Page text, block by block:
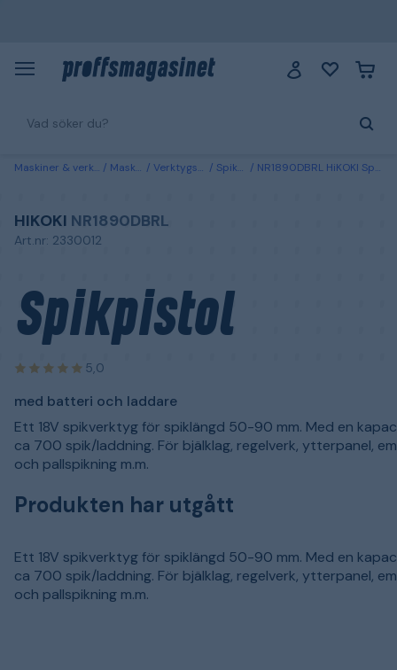
Maskiner & verktyg Maskiner Verktygspistoler Spikpistoler NR1890DBRL HiKOKI Spikpistol med batteri och laddare
HIKOKI NR1890DBRL
Art.nr: 2330012
Spikpistol
5,0
med batteri och laddare
Ett 18V spikverktyg för spiklängd 50-90 mm. Med en
ca 700 spik/laddning. För bjälklag, regelverk, ytterpanel,
och pallspikning m.m.
Produkten har utgått
Ett 18V spikverktyg för spiklängd 50-90 mm. Med en
ca 700 spik/laddning. För bjälklag, regelverk, ytterpanel,
och pallspikning m.m.